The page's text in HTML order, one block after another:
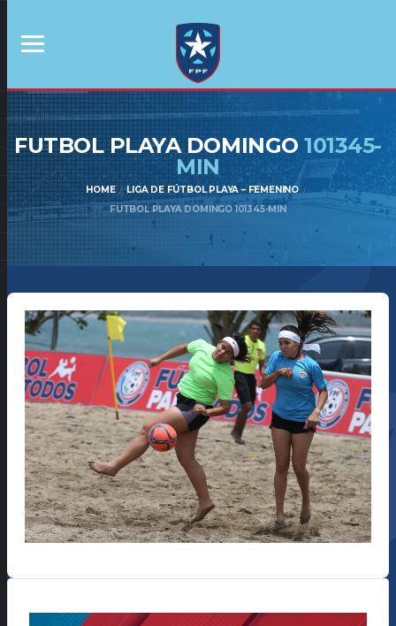
FUTBOL PLAYA DOMINGO101345-
MIN
HOME
LIGA DE FÚTBOL PLAYA – FEMENINO
FUTBOL PLAYA DOMINGO 101345-MIN